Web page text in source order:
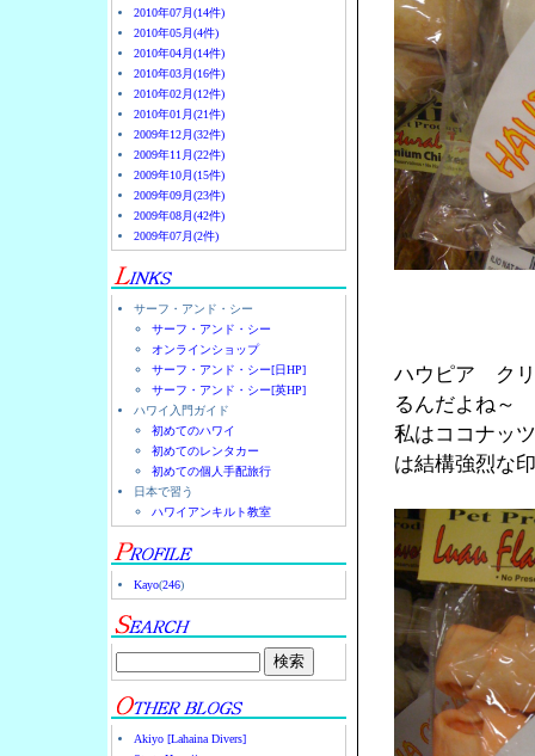
2010年07月(14件)
2010年05月(4件)
2010年04月(14件)
2010年03月(16件)
2010年02月(12件)
2010年01月(21件)
2009年12月(32件)
2009年11月(22件)
2009年10月(15件)
2009年09月(23件)
2009年08月(42件)
2009年07月(2件)
サーフ・アンド・シー
サーフ・アンド・シー
オンラインショップ
サーフ・アンド・シー[日HP]
サーフ・アンド・シー[英HP]
ハワイ入門ガイド
初めてのハワイ
初めてのレンタカー
初めての個人手配旅行
日本で習う
ハワイアンキルト教室
Kayo(246)
Akiyo [Lahaina Divers]
ハウピア クリ
るんだよね～
私はココナッ
は結構強烈な